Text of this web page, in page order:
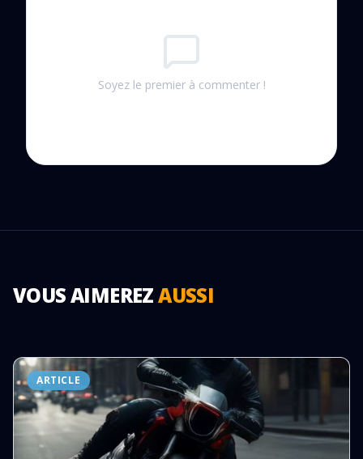
Soyez le premier à commenter !
VOUS AIMEREZAUSSI
ARTICLE